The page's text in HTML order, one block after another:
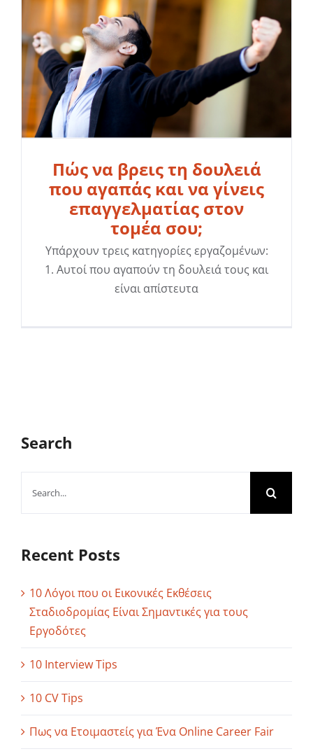
Πώς να βρεις τη δουλειά
που αγαπάς και να γίνεις
επαγγελματίας στον
τομέα σου;
Υπάρχουν τρεις κατηγορίες εργαζομένων:
1. Αυτοί που αγαπούν τη δουλειά τους και
είναι απίστευτα
Search
for:
Recent Posts
10 Λόγοι που οι Εικονικές Εκθέσεις
Σταδιοδρομίας Είναι Σημαντικές για τους
Εργοδότες
10 Interview Tips
10 CV Tips
Πως να Ετοιμαστείς για Ένα Online Career Fair